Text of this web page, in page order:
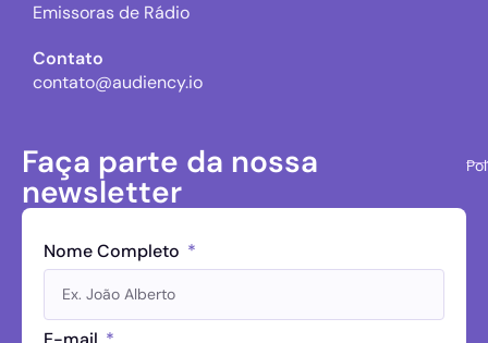
Emissoras de Rádio
Contato
contato@audiency.io
Faça parte da nossa
newsletter
Nome Completo